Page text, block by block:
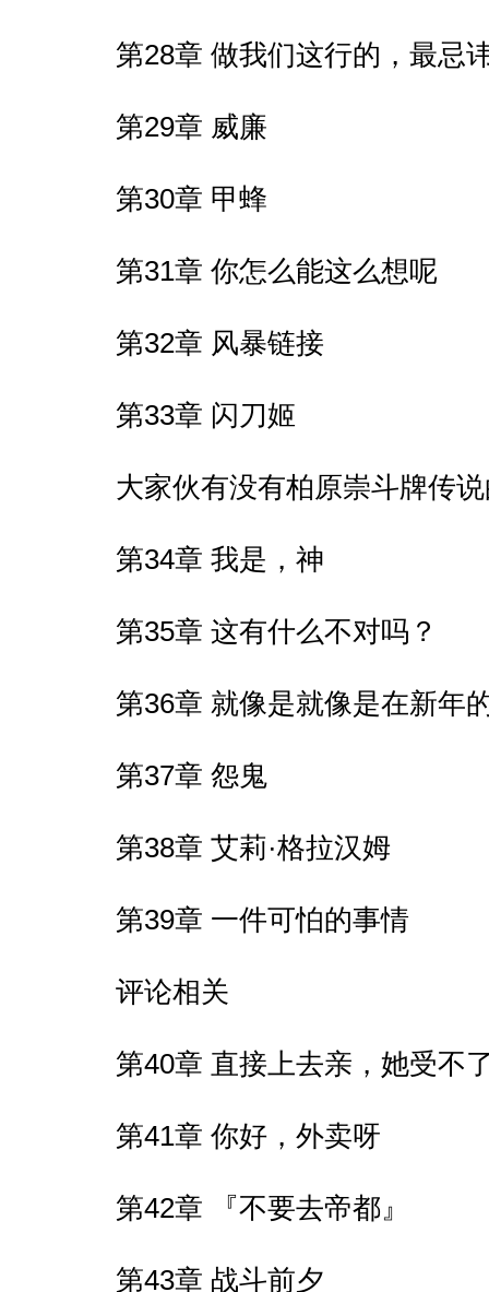
第28章 做我们这行的，最忌
第29章 威廉
第30章 甲蜂
第31章 你怎么能这么想呢
第32章 风暴链接
第33章 闪刀姬
大家伙有没有柏原崇斗牌传
第34章 我是，神
第35章 这有什么不对吗？
第36章 就像是就像是在新年
第37章 怨鬼
第38章 艾莉·格拉汉姆
第39章 一件可怕的事情
评论相关
第40章 直接上去亲，她受不
第41章 你好，外卖呀
第42章 『不要去帝都』
第43章 战斗前夕